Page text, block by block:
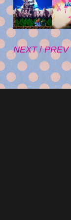
NEXT/PREV